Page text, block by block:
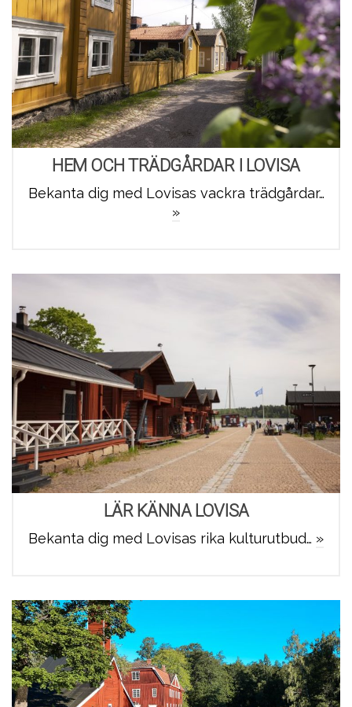
HEM OCH TRÄDGÅRDAR I LOVISA
Bekanta dig med Lovisas vackra trädgårdar…
»
LÄR KÄNNA LOVISA
Bekanta dig med Lovisas rika kulturutbud… »